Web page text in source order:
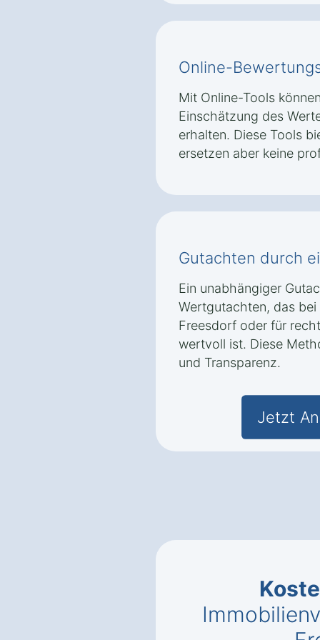
Online-
Mit Online-Tools
Einschätzung des
erhalten. Diese Tools
ersetzen aber keine
Gutachten durch
Ein unabhängiger
Wertgutachten, das
Freesdorf oder für
wertvoll ist. Diese
und Transparenz.
Jetzt